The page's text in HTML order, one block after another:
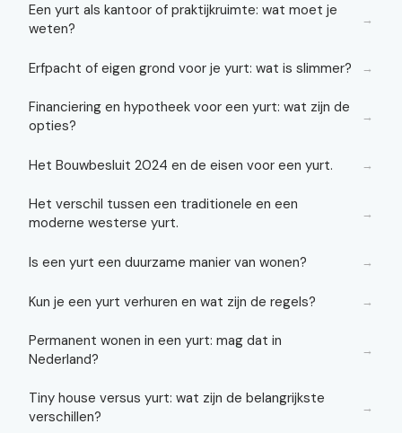
Een yurt als kantoor of praktijkruimte: wat moet je
weten?
→
Erfpacht of eigen grond voor je yurt: wat is slimmer? →
Financiering en hypotheek voor een yurt: wat zijn de
opties?
→
Het Bouwbesluit 2024 en de eisen voor een yurt. →
Het verschil tussen een traditionele en een
moderne westerse yurt.
→
Is een yurt een duurzame manier van wonen? →
Kun je een yurt verhuren en wat zijn de regels? →
Permanent wonen in een yurt: mag dat in
Nederland?
→
Tiny house versus yurt: wat zijn de belangrijkste
verschillen?
→